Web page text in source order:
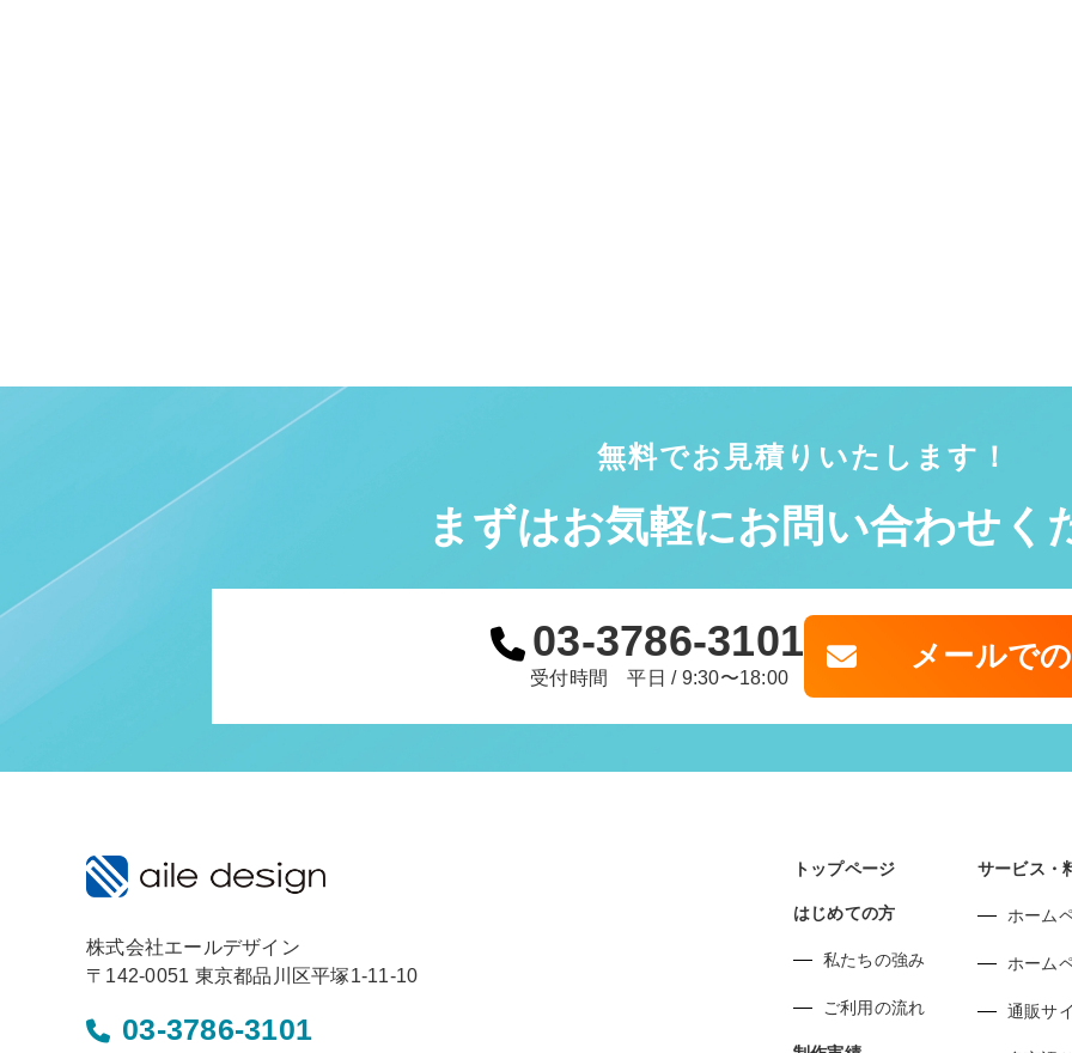
無料でお見積りいたします！
まずはお気軽にお問い合わせく
03-3786-3101
受付時間 平日 / 9:30〜18:00
メールで
株式会社エールデザイン
〒142-0051 東京都品川区平塚1-11-10
03-3786-3101
トップページ
はじめての方
私たちの強み
ご利用の流れ
サービス・
ホーム
ホーム
通販サ